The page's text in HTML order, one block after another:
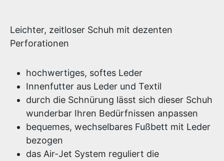
Leichter, zeitloser Schuh mit dezenten
Perforationen
hochwertiges, softes Leder
Innenfutter aus Leder und Textil
durch die Schnürung lässt sich dieser Schuh
wunderbar Ihren Bedürfnissen anpassen
bequemes, wechselbares Fußbett mit Leder
bezogen
das Air-Jet System reguliert die